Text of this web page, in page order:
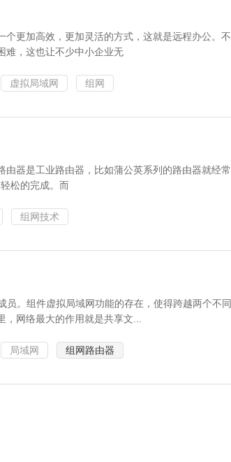
更加高效，更加灵活的方式，这就是远程办公。不
难，这也让不少中小企业无
虚拟局域网 组网
器是工业路由器，比如蒲公英系列的路由器就经常
松的完成。而
组网技术
。组件虚拟局域网功能的存在，使得跨越两个不同
网络最大的作用就是共享文...
局域网 组网路由器